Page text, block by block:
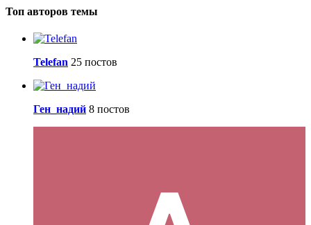
Топ авторов темы
Telefan 25 постов
Ген_надий 8 постов